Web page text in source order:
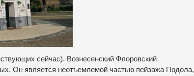
сейчас). Вознесенский Флоровский
Он является неотъемлемой частью пейзажа Подола,